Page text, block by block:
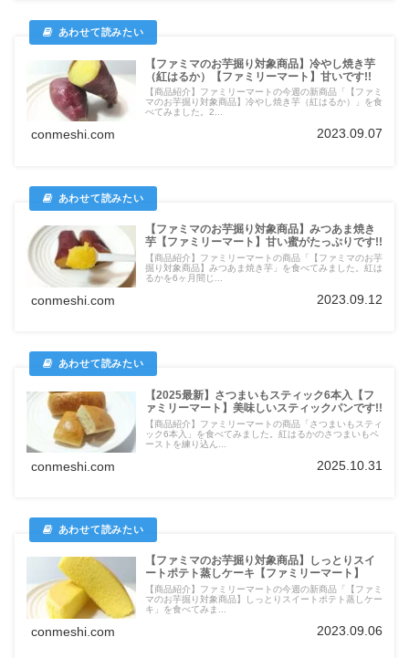
【ファミマのお芋掘り対象商品】冷やし焼き芋
（紅はるか）【ファミリーマート】甘いです!!
【商品紹介】ファミリーマートの今週の新商品「【ファミ
マのお芋掘り対象商品】冷やし焼き芋（紅はるか）」を食
べてみました。2...
conmeshi.com 2023.09.07
【ファミマのお芋掘り対象商品】みつあま焼き
芋【ファミリーマート】甘い蜜がたっぷりです!!
【商品紹介】ファミリーマートの商品「【ファミマのお芋
掘り対象商品】みつあま焼き芋」を食べてみました。紅は
るかを6ヶ月間じ...
conmeshi.com 2023.09.12
【2025最新】さつまいもスティック6本入【フ
ァミリーマート】美味しいスティックパンです!!
【商品紹介】ファミリーマートの商品「さつまいもスティ
ック6本入」を食べてみました。紅はるかのさつまいもペ
ーストを練り込ん...
conmeshi.com 2025.10.31
【ファミマのお芋掘り対象商品】しっとりスイ
ートポテト蒸しケーキ【ファミリーマート】
【商品紹介】ファミリーマートの今週の新商品「【ファミ
マのお芋掘り対象商品】しっとりスイートポテト蒸しケー
キ」を食べてみま...
conmeshi.com 2023.09.06